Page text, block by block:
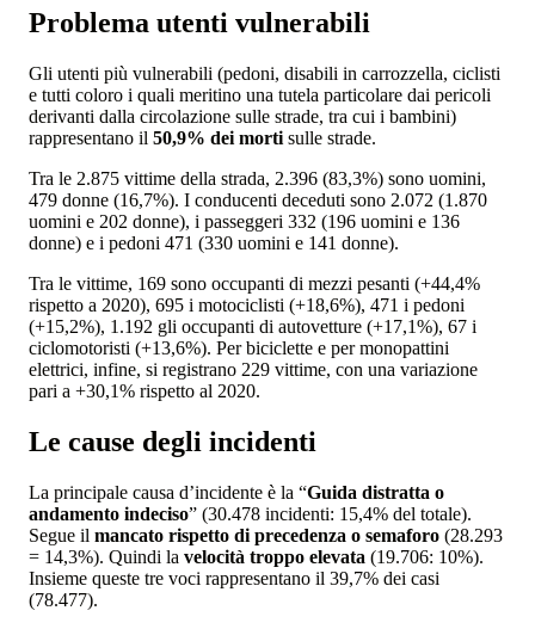
Problema utenti vulnerabili
Gli utenti più vulnerabili (pedoni, disabili in carrozzella, ciclisti
e tutti coloro i quali meritino una tutela particolare dai pericoli
derivanti dalla circolazione sulle strade, tra cui i bambini)
rappresentano il 50,9% dei morti sulle strade.
Tra le 2.875 vittime della strada, 2.396 (83,3%) sono uomini,
479 donne (16,7%). I conducenti deceduti sono 2.072 (1.870
uomini e 202 donne), i passeggeri 332 (196 uomini e 136
donne) e i pedoni 471 (330 uomini e 141 donne).
Tra le vittime, 169 sono occupanti di mezzi pesanti (+44,4%
rispetto a 2020), 695 i motociclisti (+18,6%), 471 i pedoni
(+15,2%), 1.192 gli occupanti di autovetture (+17,1%), 67 i
ciclomotoristi (+13,6%). Per biciclette e per monopattini
elettrici, infine, si registrano 229 vittime, con una variazione
pari a +30,1% rispetto al 2020.
Le cause degli incidenti
La principale causa d’incidente è la “Guida distratta o
andamento indeciso” (30.478 incidenti: 15,4% del totale).
Segue il mancato rispetto di precedenza o semaforo (28.293
= 14,3%). Quindi la velocità troppo elevata (19.706: 10%).
Insieme queste tre voci rappresentano il 39,7% dei casi
(78.477).